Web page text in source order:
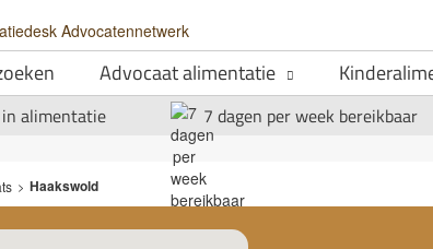
Advocaat alimentatie
in alimentatie 7 dagen per week bereikbaar
> Haakswold